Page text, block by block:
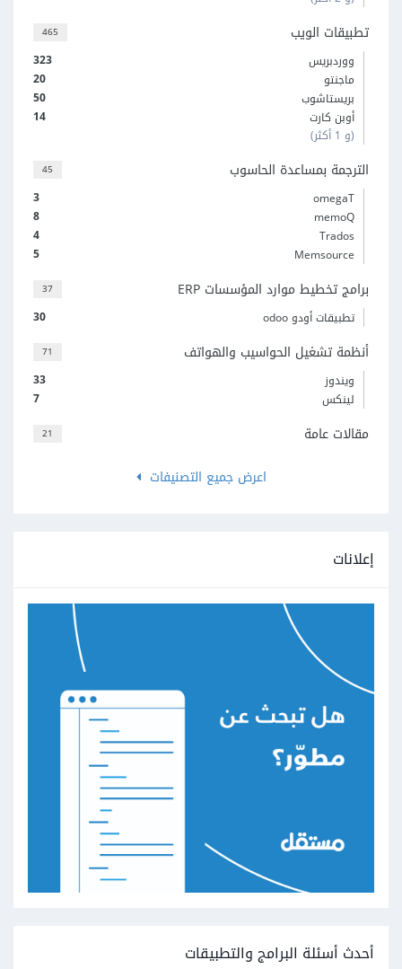
465 تطبيقات الويب
323
ووردبريس
20
ماجنتو
50
بريستاشوب
14
أوبن كارت
(و 1 أكثر)
45 الترجمة بمساعدة الحاسوب
3
omegaT
8
memoQ
4
Trados
5
Memsource
37 برامج تخطيط موارد المؤسسات ERP
30 تطبيقات أودو odoo
71 أنظمة تشغيل الحواسيب والهواتف
33
ويندوز
7
لينكس
21
مقالات عامة
اعرض جميع التصنيفات
إعلانات
أحدث أسئلة البرامج والتطبيقات